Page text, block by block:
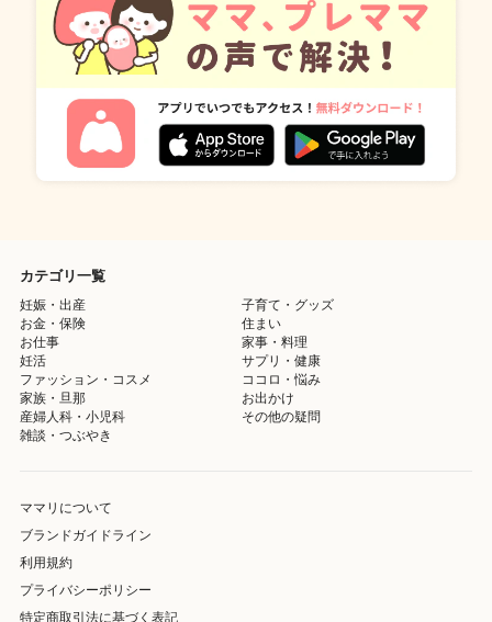
カテゴリ一覧
妊娠・出産
子育て・グッズ
お金・保険
住まい
お仕事
家事・料理
妊活
サプリ・健康
ファッション・コスメ
ココロ・悩み
家族・旦那
お出かけ
産婦人科・小児科
その他の疑問
雑談・つぶやき
ママリについて
ブランドガイドライン
利用規約
プライバシーポリシー
特定商取引法に基づく表記